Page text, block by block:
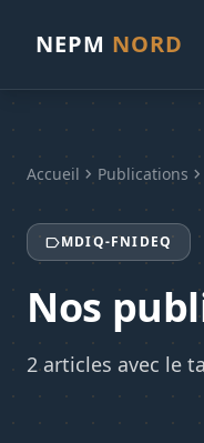
NEPM NORD
Accueil chevron_right Publications chevron_right
labelMDIQ-FNIDEQ
Nos
2 articles avec le